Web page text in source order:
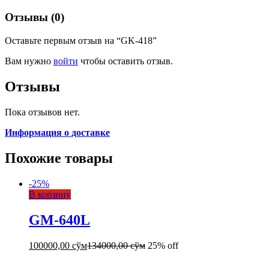
Отзывы (0)
Оставьте первым отзыв на “GK-418”
Вам нужно войти чтобы оставить отзыв.
Отзывы
Пока отзывов нет.
Информация о доставке
Похожие товары
-25%
В корзину
GM-640L
100000,00 сўм134000,00сўм 25% off